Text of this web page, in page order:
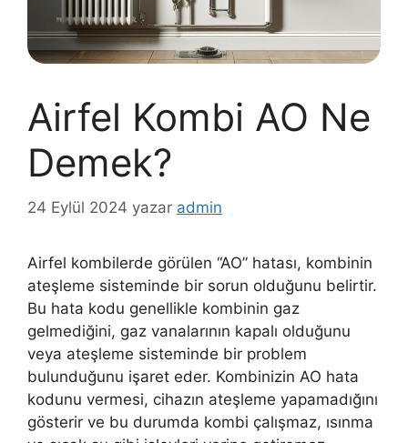
Airfel Kombi AO Ne
Demek?
24 Eylül 2024 yazar admin
Airfel kombilerde görülen “AO” hatası, kombinin
ateşleme sisteminde bir sorun olduğunu belirtir.
Bu hata kodu genellikle kombinin gaz
gelmediğini, gaz vanalarının kapalı olduğunu
veya ateşleme sisteminde bir problem
bulunduğunu işaret eder. Kombinizin AO hata
kodunu vermesi, cihazın ateşleme yapamadığını
gösterir ve bu durumda kombi çalışmaz, ısınma